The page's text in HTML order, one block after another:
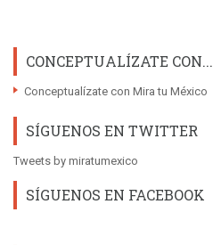
CONCEPTUALÍZATE CON...
Conceptualízate con Mira tu México
SÍGUENOS EN TWITTER
Tweets by miratumexico
SÍGUENOS EN FACEBOOK